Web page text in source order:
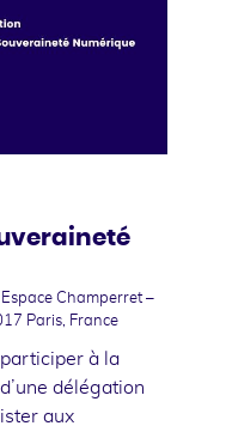
Champerret –
Paris, France
à la
délégation
aux